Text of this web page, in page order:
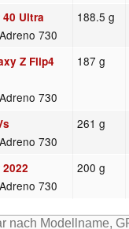
40 Ultra
730
188.5 g
Z Flip4
730
187 g
730
261 g
730
200 g